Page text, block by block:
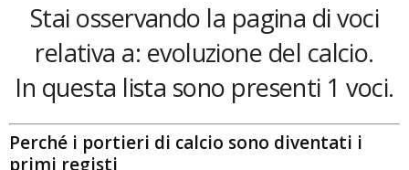
Stai osservando la pagina di voci
relativa a: evoluzione del calcio.
In questa lista sono presenti 1 voci.
Perché i portieri di calcio sono diventati i
primi registi